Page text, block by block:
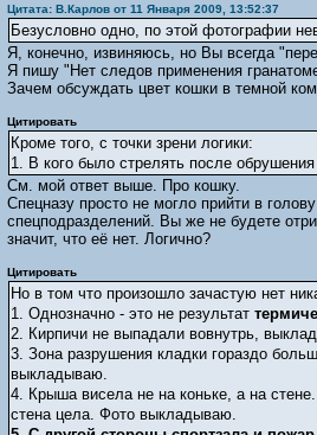
Цитата: В.Карлов от 11 Января 2009, 13:52:37
Безусловно одно, по этой фотографии
Я, конечно, извиняюсь, но Вы всегда
Я пишу "Нет следов применения
Зачем обсуждать цвет кошки в темной
Цитировать
Кроме того, с точки зрени логики:
1. В кого было стрелять после
См. мой ответ выше. Про кошку.
Спецназу просто не могло прийти в
спецподразделений. Вы же не будете
значит, что её нет. Логично?
Цитировать
Но в том что произошло зачастую нет
1. Однозначно - это не результат
2. Кирпичи не выпадали вовнутрь,
3. Зона разрушения кладки гораздо
выкладываю.
4. Крыша висела не на коньке, а на
стена цела. Фото выкладываю.